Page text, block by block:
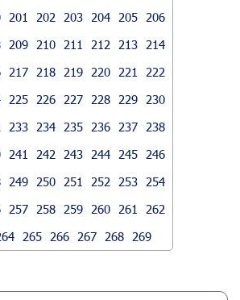
201 202 203 204 205
206
209 210 211 212 213
214
217 218 219 220 221
222
225 226 227 228 229
230
233 234 235 236 237
238
241 242 243 244 245
246
249 250 251 252 253
254
257 258 259 260 261
262
265 266 267 268 269